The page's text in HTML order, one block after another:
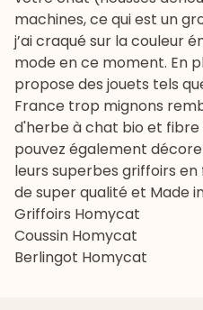
machines, ce qui est un
j’ai craqué sur la couleur
mode en ce moment. En
propose des jouets tels
France trop mignons
d'herbe à chat bio et fibre
pouvez également
leurs superbes griffoirs
de super qualité et Made
Griffoirs Homycat
Coussin Homycat
Berlingot Homycat